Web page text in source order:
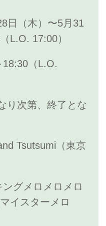
日（木）〜5月31
L.O. 17:00）
（L.O.
り次第、終了とな
Tsutsumi（東京
グメロメロメロ
イスターメロ